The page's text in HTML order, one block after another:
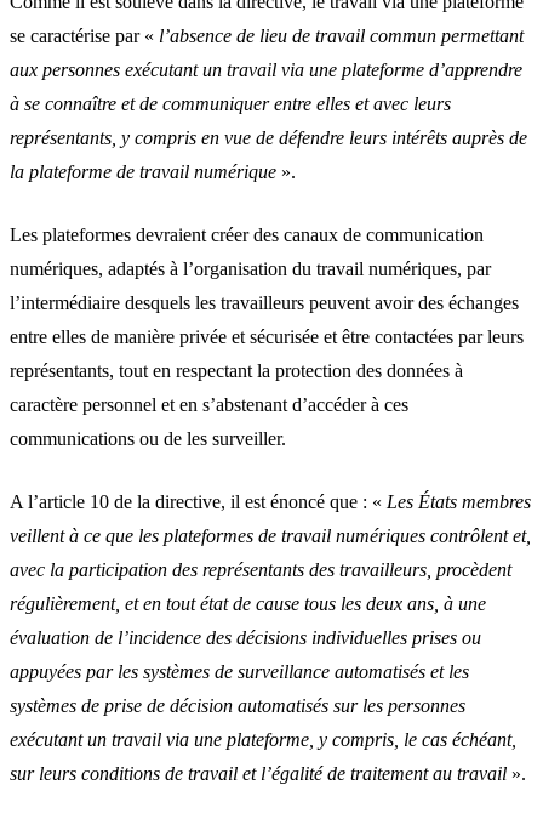
se caractérise par « l’absence de lieu de travail commun permettant
aux personnes exécutant un travail via une plateforme d’apprendre
à se connaître et de communiquer entre elles et avec leurs
représentants, y compris en vue de défendre leurs intérêts auprès de
la plateforme de travail numérique ».
Les plateformes devraient créer des canaux de communication
numériques, adaptés à l’organisation du travail numériques, par
l’intermédiaire desquels les travailleurs peuvent avoir des échanges
entre elles de manière privée et sécurisée et être contactées par leurs
représentants, tout en respectant la protection des données à
caractère personnel et en s’abstenant d’accéder à ces
communications ou de les surveiller.
A l’article 10 de la directive, il est énoncé que : « Les États membres
veillent à ce que les plateformes de travail numériques contrôlent et,
avec la participation des représentants des travailleurs, procèdent
régulièrement, et en tout état de cause tous les deux ans, à une
évaluation de l’incidence des décisions individuelles prises ou
appuyées par les systèmes de surveillance automatisés et les
systèmes de prise de décision automatisés sur les personnes
exécutant un travail via une plateforme, y compris, le cas échéant,
sur leurs conditions de travail et l’égalité de traitement au travail ».